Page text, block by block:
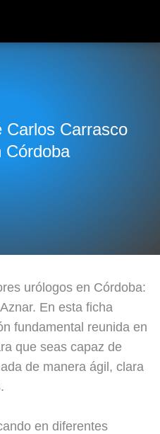
Carlos Carrasco
Córdoba
urólogos en Córdoba:
En esta ficha
fundamental reunida en
que seas capaz de
de manera ágil, clara
en diferentes